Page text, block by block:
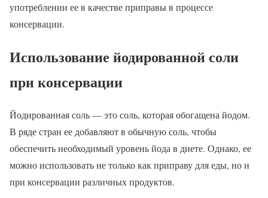
употреблении ее в качестве приправы в процессе
консервации.
Использование йодированной соли
при консервации
Йодированная соль — это соль, которая обогащена йодом.
В ряде стран ее добавляют в обычную соль, чтобы
обеспечить необходимый уровень йода в диете. Однако, ее
можно использовать не только как приправу для еды, но и
при консервации различных продуктов.